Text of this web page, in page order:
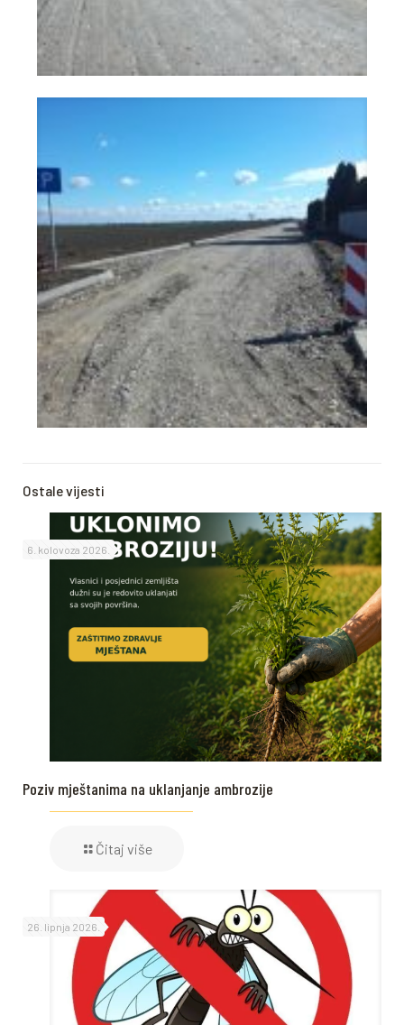
Ostale vijesti
6. kolovoza 2026.
Poziv mještanima na uklanjanje ambrozije
Čitaj više
26. lipnja 2026.